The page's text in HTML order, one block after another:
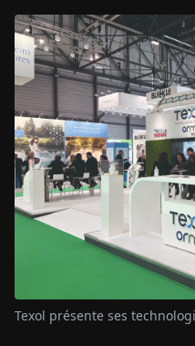
Texol présente ses